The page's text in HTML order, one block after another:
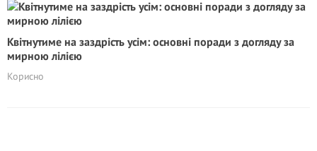
Квітнутиме на заздрість усім: основні поради з догляду за
мирною лілією
Корисно